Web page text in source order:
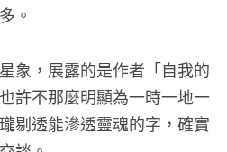
。
象，展露的是作者「自我的
許不那麼明顯為一時一地一
剔透能滲透靈魂的字，確實